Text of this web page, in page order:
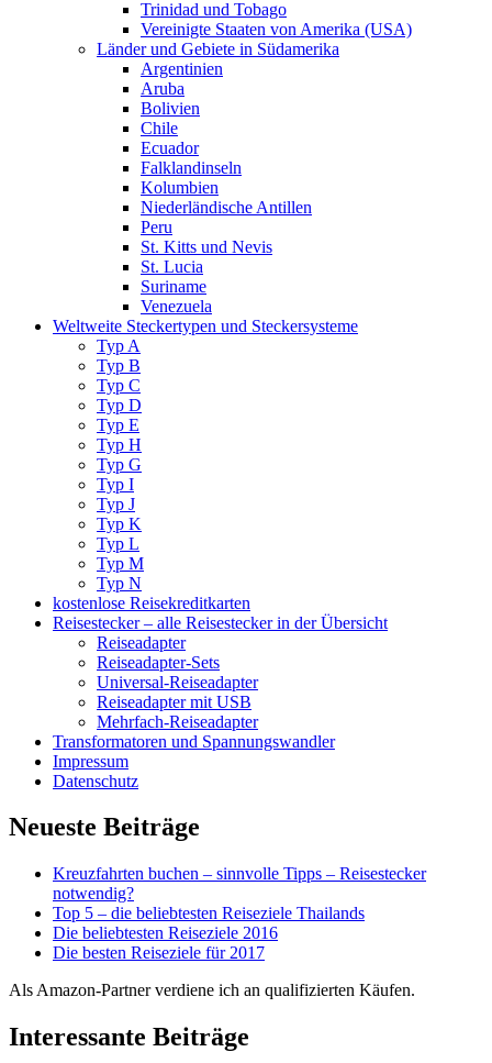
Trinidad und Tobago
Vereinigte Staaten von Amerika (USA)
Länder und Gebiete in Südamerika
Argentinien
Aruba
Bolivien
Chile
Ecuador
Falklandinseln
Kolumbien
Niederländische Antillen
Peru
St. Kitts und Nevis
St. Lucia
Suriname
Venezuela
Weltweite Steckertypen und Steckersysteme
Typ A
Typ B
Typ C
Typ D
Typ E
Typ H
Typ G
Typ I
Typ J
Typ K
Typ L
Typ M
Typ N
kostenlose Reisekreditkarten
Reisestecker – alle Reisestecker in der Übersicht
Reiseadapter
Reiseadapter-Sets
Universal-Reiseadapter
Reiseadapter mit USB
Mehrfach-Reiseadapter
Transformatoren und Spannungswandler
Impressum
Datenschutz
Neueste Beiträge
Kreuzfahrten buchen – sinnvolle Tipps – Reisestecker
notwendig?
Top 5 – die beliebtesten Reiseziele Thailands
Die beliebtesten Reiseziele 2016
Die besten Reiseziele für 2017
Als Amazon-Partner verdiene ich an qualifizierten Käufen.
Interessante Beiträge